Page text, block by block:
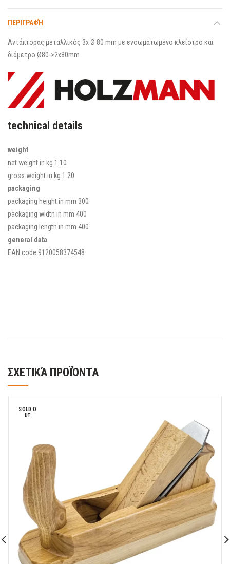
ΠΕΡΙΓΡΑΦΉ
Αντάπτορας μεταλλικός 3x Ø 80 mm με ενσωματωμένο κλείστρο και
διάμετρο Ø80->2x80mm
technical details
weight
net weight in kg 1.10
gross weight in kg 1.20
packaging
packaging height in mm 300
packaging width in mm 400
packaging length in mm 400
general data
EAN code 9120058374548
ΣΧΕΤΙΚΆ ΠΡΟΪΌΝΤΑ
SOLD O
UT